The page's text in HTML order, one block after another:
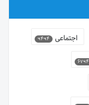
اجتماعی 9494
6794